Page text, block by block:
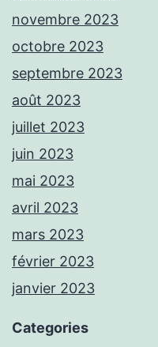
novembre 2023
octobre 2023
septembre 2023
août 2023
juillet 2023
juin 2023
mai 2023
avril 2023
mars 2023
février 2023
janvier 2023
Categories